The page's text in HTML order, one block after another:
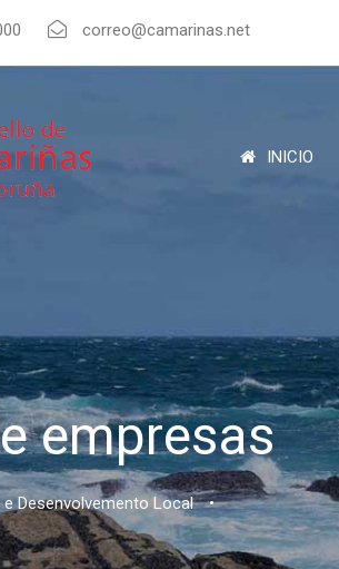
correo@camarinas.net
INICIO
empresas
e Desenvolvemento Local •